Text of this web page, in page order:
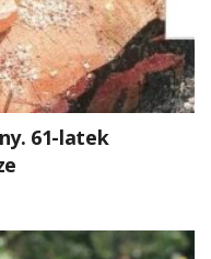
61-latek